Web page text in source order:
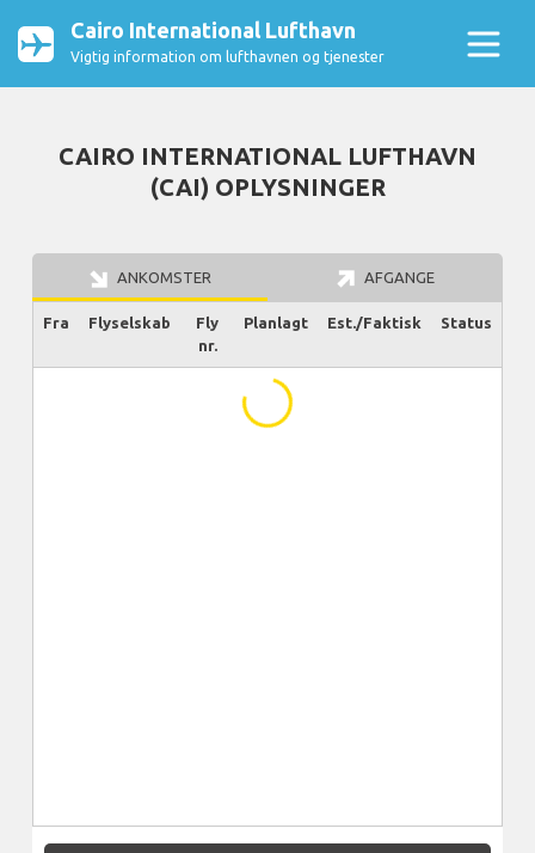
Cairo International Lufthavn
Vigtig information om lufthavnen og tjenester
CAIRO INTERNATIONAL LUFTHAVN
(CAI) OPLYSNINGER
ANKOMSTER AFGANGE
Fra Flyselskab
Fly
nr.
Planlagt Est./Faktisk Status